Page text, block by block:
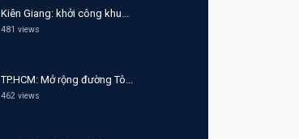
Kiên Giang: khởi công khu...
481 views
TP.HCM: Mở rộng đường Tô...
462 views